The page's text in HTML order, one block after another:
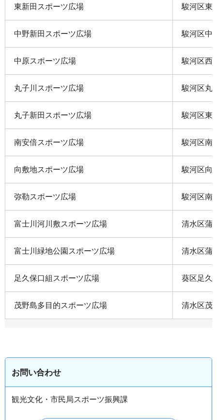
東新田スポーツ広場 駿河区東
中野新田スポーツ広場 駿河区中
中原スポーツ広場 駿河区西
丸子川スポーツ広場 駿河区丸
丸子新田スポーツ広場 駿河区東
南安倍スポーツ広場 駿河区南
向敷地スポーツ広場 駿河区向
弥勒スポーツ広場 駿河区南
富士川河川敷スポーツ広場 清水区蒲
富士川緑地公園スポーツ広場 清水区蒲
足久保口組スポーツ広場 葵区足久
茂野島多目的スポーツ広場 清水区茂
お問い合わせ
観光文化・市民局スポーツ振興課